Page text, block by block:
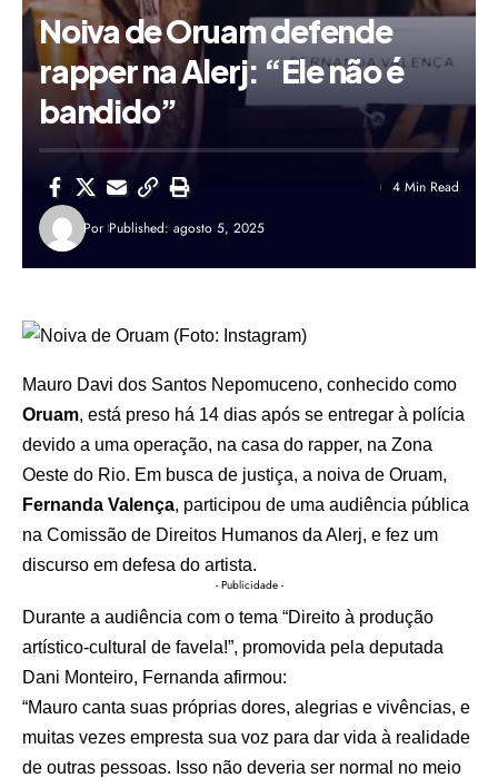
Noiva de Oruam defende
rapper na Alerj: “Ele não é
bandido”
Por Published: agosto 5, 2025
4 Min Read
Mauro Davi dos Santos Nepomuceno, conhecido como
Oruam, está preso há 14 dias após se entregar à polícia
devido a uma operação, na casa do rapper, na Zona
Oeste do Rio. Em busca de justiça, a noiva de Oruam,
Fernanda Valença, participou de uma audiência pública
na Comissão de Direitos Humanos da Alerj, e fez um
discurso em defesa do artista.
- Publicidade -
Durante a audiência com o tema “Direito à produção
artístico-cultural de favela!”, promovida pela deputada
Dani Monteiro, Fernanda afirmou:
“Mauro canta suas próprias dores, alegrias e vivências, e
muitas vezes empresta sua voz para dar vida à realidade
de outras pessoas. Isso não deveria ser normal no meio